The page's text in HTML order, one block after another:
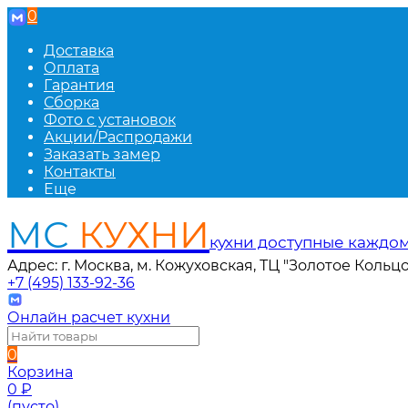
0
Доставка
Оплата
Гарантия
Сборка
Фото с установок
Акции/Распродажи
Заказать замер
Контакты
Еще
МС КУХНИ кухни доступные
Адрес: г. Москва, м. Кожуховская, ТЦ "Золотое
+7 (495) 133-92-36
Онлайн расчет кухни
0
Корзина
0 ₽